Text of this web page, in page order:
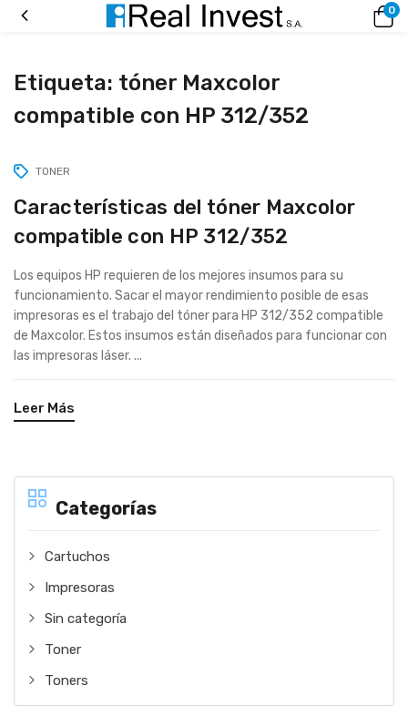
0
Etiqueta: tóner Maxcolor
compatible con HP 312/352
Categorías
Cartuchos
Impresoras
Sin categoría
Toner
Toners
TONER
Características del tóner Maxcolor
compatible con HP 312/352
Los equipos HP requieren de los mejores insumos para su
funcionamiento. Sacar el mayor rendimiento posible de esas
impresoras es el trabajo del tóner para HP 312/352 compatible
de Maxcolor. Estos insumos están diseñados para funcionar con
las impresoras láser. ...
Leer Más